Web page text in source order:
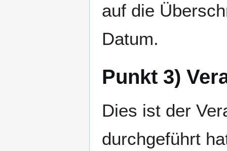
auf die
Datum.
Punkt 3)
Dies ist der
durchgeführt